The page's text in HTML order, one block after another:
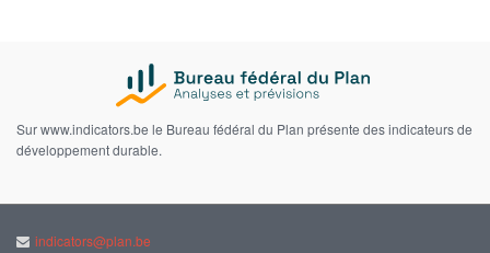
Sur www.indicators.be le Bureau fédéral du Plan présente des indicateurs de
développement durable.
indicators@plan.be